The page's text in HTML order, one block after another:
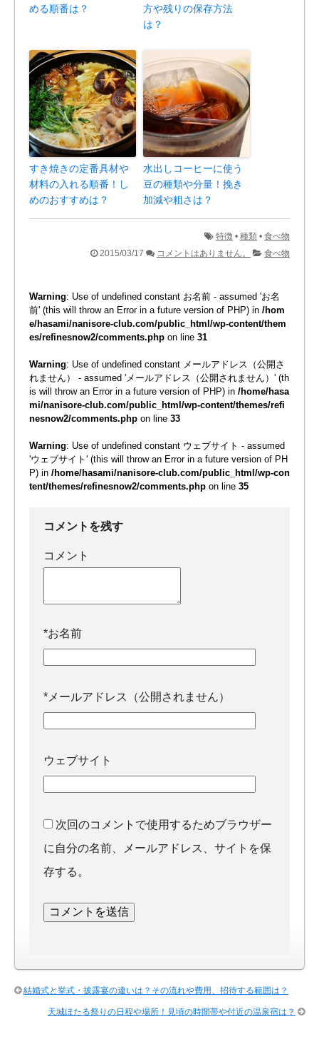
める順番は？
方や残りの保存方法
は？
すき焼きの定番具材や
材料の入れる順番！し
めのおすすめは？
水出しコーヒーに使う
豆の種類や分量！挽き
加減や粗さは？
特徴 • 種類 • 食べ物
2015/03/17
コメントはありません。 食べ物
Warning: Use of undefined constant お名前 - assumed 'お名
前' (this will throw an Error in a future version of PHP) in /hom
e/hasami/nanisore-club.com/public_html/wp-content/them
es/refinesnow2/comments.php on line 31
Warning: Use of undefined constant メールアドレス（公開さ
れません） - assumed 'メールアドレス（公開されません）' (th
is will throw an Error in a future version of PHP) in /home/hasa
mi/nanisore-club.com/public_html/wp-content/themes/refi
nesnow2/comments.php on line 33
Warning: Use of undefined constant ウェブサイト - assumed
'ウェブサイト' (this will throw an Error in a future version of PH
P) in /home/hasami/nanisore-club.com/public_html/wp-con
tent/themes/refinesnow2/comments.php on line 35
コメントを残す
コメント
*お名前
* メールアドレス（公開されません）
ウェブサイト
次回のコメントで使用するためブラウザー
に自分の名前、メールアドレス、サイトを保
存する。
結婚式と挙式・披露宴の違いは？その流れや費用、招待する範囲は？
天城ほたる祭りの日程や場所！見頃の時間帯や付近の温泉宿は？